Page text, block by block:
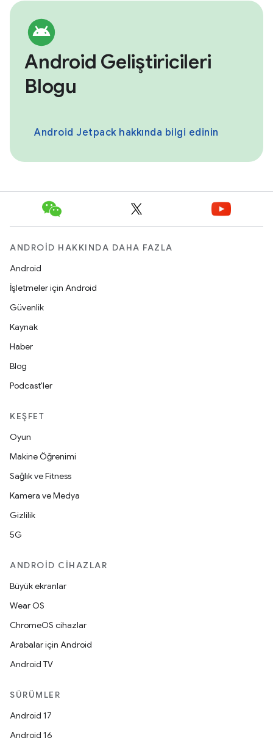
Android Geliştiricileri
Blogu
Android Jetpack hakkında bilgi edinin
ANDROID HAKKINDA DAHA FAZLA
Android
İşletmeler için Android
Güvenlik
Kaynak
Haber
Blog
Podcast'ler
KEŞFET
Oyun
Makine Öğrenimi
Sağlık ve Fitness
Kamera ve Medya
Gizlilik
5G
ANDROID CIHAZLAR
Büyük ekranlar
Wear OS
ChromeOS cihazlar
Arabalar için Android
Android TV
SÜRÜMLER
Android 17
Android 16